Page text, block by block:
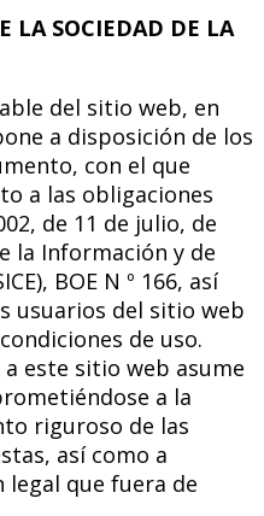
LA SOCIEDAD DE LA
del sitio web, en
a disposición de los
con el que
a las obligaciones
de 11 de julio, de
la Información y de
BOE N º 166, así
usuarios del sitio web
de uso.
este sitio web asume
a la
riguroso de las
así como a
que fuera de